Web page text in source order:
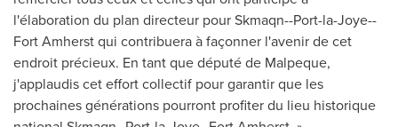
l'élaboration du plan directeur pour Skmaqn--Port-la-Joye--
Fort Amherst qui contribuera à façonner l'avenir de cet
endroit précieux. En tant que député de Malpeque,
j'applaudis cet effort collectif pour garantir que les
prochaines générations pourront profiter du lieu historique